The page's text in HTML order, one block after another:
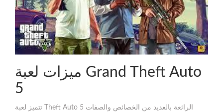
ميزات لعبة Grand Theft Auto
5
تتميز لعبة Theft Auto 5 الرائعة بالعديد من الخصائص والصفات